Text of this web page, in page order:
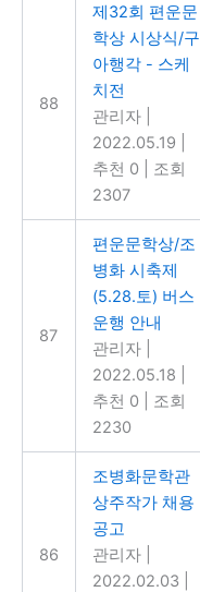
88
제32회 편운문
학상 시상식/구
아행각 - 스케
치전
관리자
2022.05.19
추천 0
조회
2307
87
편운문학상/조
병화 시축제
(5.28.토) 버스
운행 안내
관리자
2022.05.18
추천 0
조회
2230
86
조병화문학관
상주작가 채용
공고
관리자
2022.02.03